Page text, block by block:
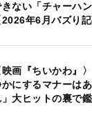
ない「チャーハ
2026年6月バズり記
映画『ちいかわ』
にするマナーは
大ヒットの裏で